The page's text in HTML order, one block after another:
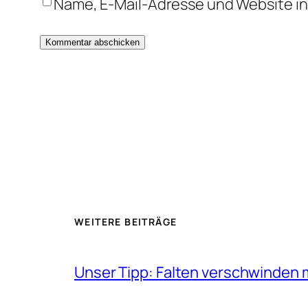
Name, E-Mail-Adresse und Website
WEITERE BEITRÄGE
Unser Tipp: Falten verschwinden